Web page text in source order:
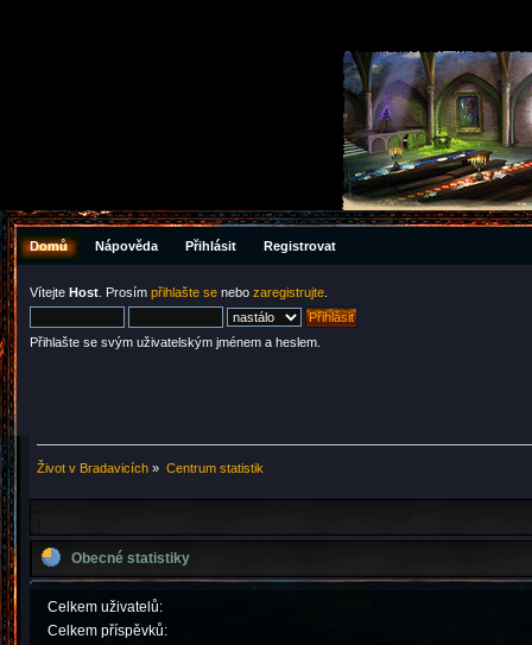
Domů Nápověda Přihlásit Registrovat
Vítejte Host . Prosím přihlašte se nebo zaregistrujte
Přihlašte se svým uživatelským jménem a heslem.
Život v Bradavicích » Centrum statistik
Obecné statistiky
Celkem uživatelů:
Celkem příspěvků: